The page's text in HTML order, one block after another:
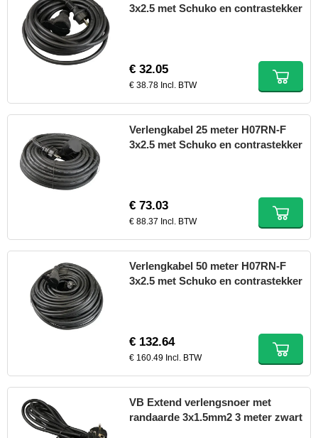
3x2.5 met Schuko en contrastekker
€ 32.05
€ 38.78 Incl. BTW
Verlengkabel 25 meter H07RN-F
3x2.5 met Schuko en contrastekker
€ 73.03
€ 88.37 Incl. BTW
Verlengkabel 50 meter H07RN-F
3x2.5 met Schuko en contrastekker
€ 132.64
€ 160.49 Incl. BTW
VB Extend verlengsnoer met
randaarde 3x1.5mm2 3 meter zwart